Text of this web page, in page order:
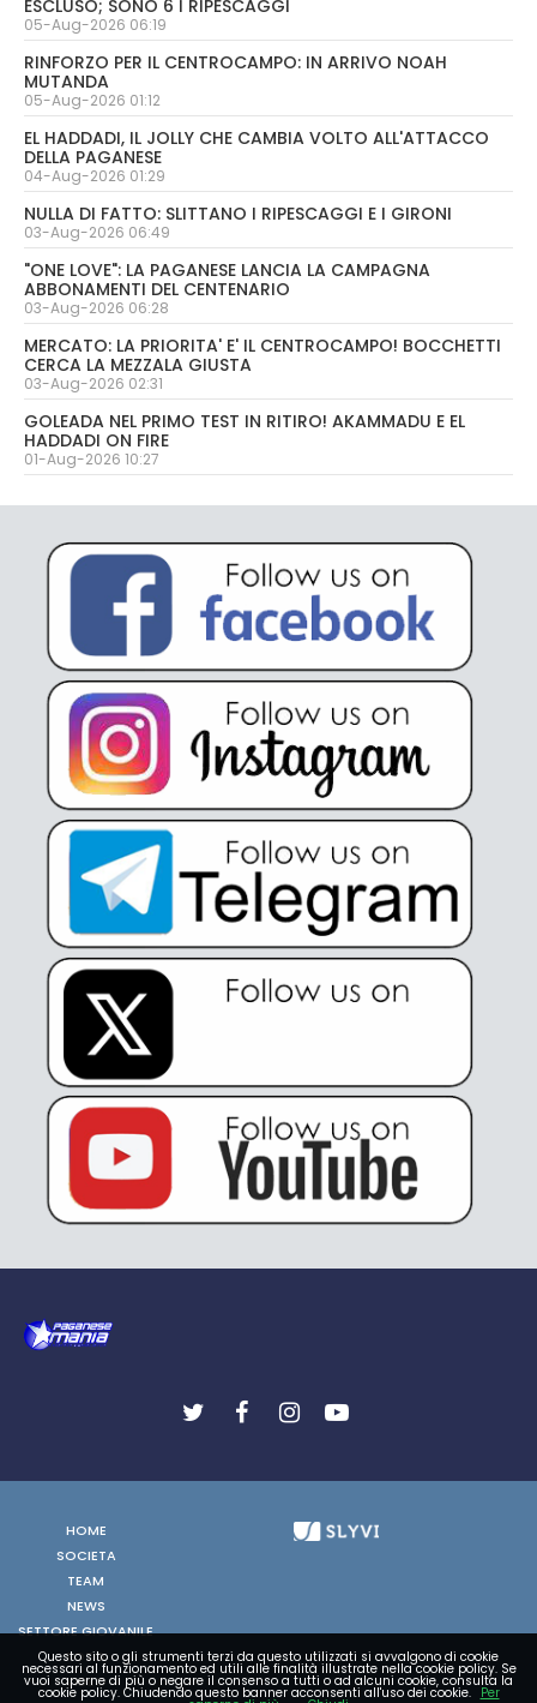
ESCLUSO; SONO 6 I RIPESCAGGI
05-Aug-2026 06:19
RINFORZO PER IL CENTROCAMPO: IN ARRIVO NOAH
MUTANDA
05-Aug-2026 01:12
EL HADDADI, IL JOLLY CHE CAMBIA VOLTO ALL'ATTACCO
DELLA PAGANESE
04-Aug-2026 01:29
NULLA DI FATTO: SLITTANO I RIPESCAGGI E I GIRONI
03-Aug-2026 06:49
"ONE LOVE": LA PAGANESE LANCIA LA CAMPAGNA
ABBONAMENTI DEL CENTENARIO
03-Aug-2026 06:28
MERCATO: LA PRIORITA' E' IL CENTROCAMPO! BOCCHETTI
CERCA LA MEZZALA GIUSTA
03-Aug-2026 02:31
GOLEADA NEL PRIMO TEST IN RITIRO! AKAMMADU E EL
HADDADI ON FIRE
01-Aug-2026 10:27
HOME
SOCIETA
TEAM
NEWS
SETTORE GIOVANILE
FOTO
VIDEO
Questo sito o gli strumenti terzi da questo utilizzati si avvalgono di cookie
necessari al funzionamento ed utili alle finalità illustrate nella cookie policy. Se
vuoi saperne di più o negare il consenso a tutti o ad alcuni cookie, consulta la
cookie policy. Chiudendo questo banner acconsenti all'uso dei cookie. Per